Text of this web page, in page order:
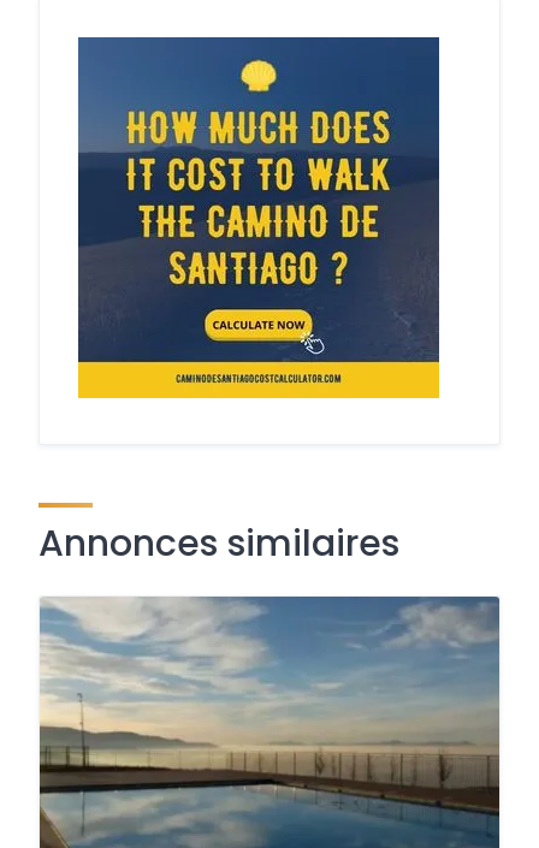
Annonces similaires